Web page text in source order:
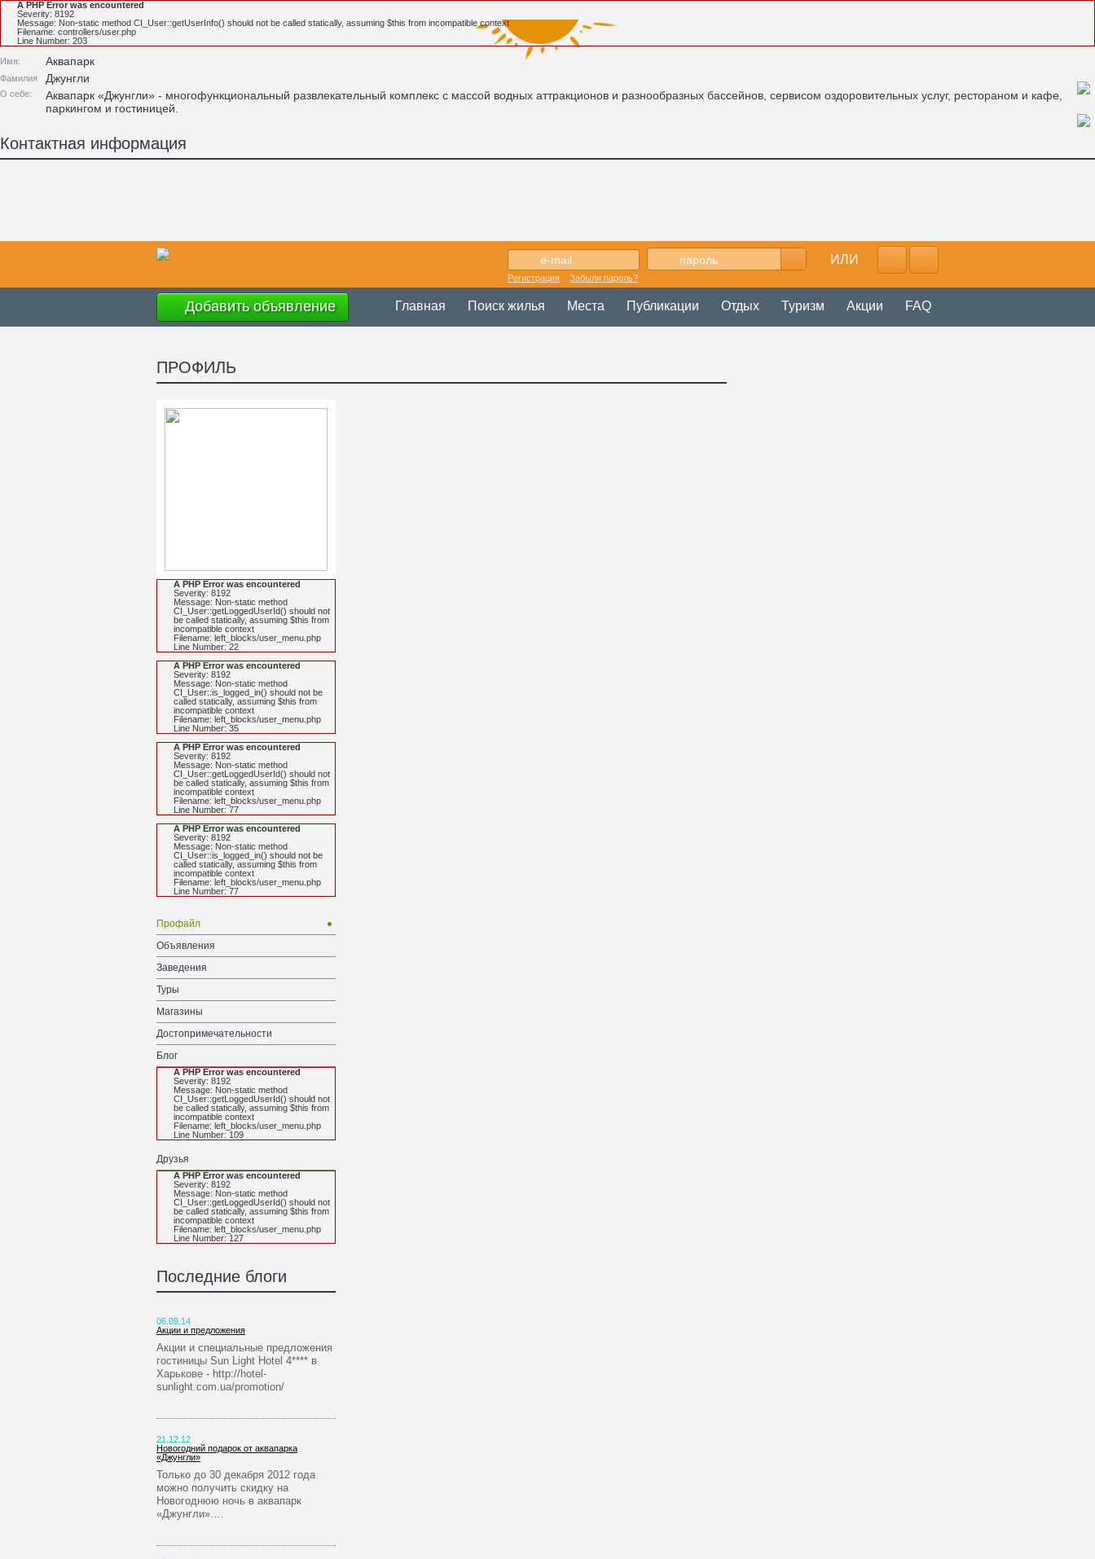
A PHP Error was encountered
Severity: 8192
Message: Non-static method CI_User::getUserInfo() should not be called statically, assuming $this from incompatible context
Filename: controllers/user.php
Line Number: 203
Имя: Аквапарк
Фамилия Джунгли
О себе:
Аквапарк «Джунгли» - многофункциональный развлекательный комплекс с массой водных аттракционов и разнообразных бассейнов, сервисом оздоровительных услуг, рестораном и кафе,
паркингом и гостиницей.
Контактная информация
ИЛИ
Регистрация Забыли пароль?
Добавить объявление Главная Поиск жилья Места Публикации Отдых Туризм Акции FAQ
ПРОФИЛЬ
A PHP Error was encountered
Severity: 8192
Message: Non-static method
CI_User::getLoggedUserId() should not
be called statically, assuming $this from
incompatible context
Filename: left_blocks/user_menu.php
Line Number: 22
A PHP Error was encountered
Severity: 8192
Message: Non-static method
CI_User::is_logged_in() should not be
called statically, assuming $this from
incompatible context
Filename: left_blocks/user_menu.php
Line Number: 35
A PHP Error was encountered
Severity: 8192
Message: Non-static method
CI_User::getLoggedUserId() should not
be called statically, assuming $this from
incompatible context
Filename: left_blocks/user_menu.php
Line Number: 77
A PHP Error was encountered
Severity: 8192
Message: Non-static method
CI_User::is_logged_in() should not be
called statically, assuming $this from
incompatible context
Filename: left_blocks/user_menu.php
Line Number: 77
Профайл
Объявления
Заведения
Туры
Магазины
Достопримечательности
Блог
A PHP Error was encountered
Severity: 8192
Message: Non-static method
CI_User::getLoggedUserId() should not
be called statically, assuming $this from
incompatible context
Filename: left_blocks/user_menu.php
Line Number: 109
Друзья
A PHP Error was encountered
Severity: 8192
Message: Non-static method
CI_User::getLoggedUserId() should not
be called statically, assuming $this from
incompatible context
Filename: left_blocks/user_menu.php
Line Number: 127
Последние блоги
06.09.14
Акции и предложения
Акции и специальные предложения
гостиницы Sun Light Hotel 4**** в
Харькове - http://hotel-
sunlight.com.ua/promotion/
21.12.12
Новогодний подарок от аквапарка
«Джунгли»
Только до 30 декабря 2012 года
можно получить скидку на
Новогоднюю ночь в аквапарк
«Джунгли».…